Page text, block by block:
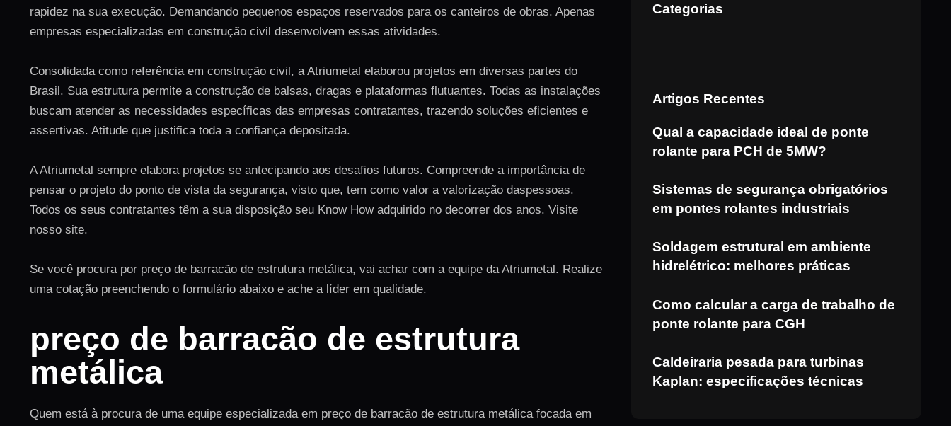
rapidez na sua execução. Demandando pequenos espaços reservados para os canteiros de obras. Apenas
empresas especializadas em construção civil desenvolvem essas atividades.
Consolidada como referência em construção civil, a Atriumetal elaborou projetos em diversas partes do
Brasil. Sua estrutura permite a construção de balsas, dragas e plataformas flutuantes. Todas as instalações
buscam atender as necessidades específicas das empresas contratantes, trazendo soluções eficientes e
assertivas. Atitude que justifica toda a confiança depositada.
A Atriumetal sempre elabora projetos se antecipando aos desafios futuros. Compreende a importância de
pensar o projeto do ponto de vista da segurança, visto que, tem como valor a valorização daspessoas.
Todos os seus contratantes têm a sua disposição seu Know How adquirido no decorrer dos anos. Visite
nosso site.
Se você procura por preço de barracão de estrutura metálica, vai achar com a equipe da Atriumetal. Realize
uma cotação preenchendo o formulário abaixo e ache a líder em qualidade.
preço de barracão de estrutura
metálica
Quem está à procura de uma equipe especializada em preço de barracão de estrutura metálica focada em
Categorias
Artigos Recentes
Qual a capacidade ideal de ponte
rolante para PCH de 5MW?
Sistemas de segurança obrigatórios
em pontes rolantes industriais
Soldagem estrutural em ambiente
hidrelétrico: melhores práticas
Como calcular a carga de trabalho de
ponte rolante para CGH
Caldeiraria pesada para turbinas
Kaplan: especificações técnicas